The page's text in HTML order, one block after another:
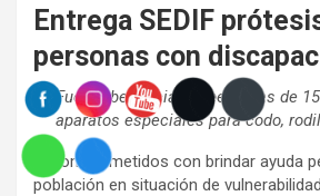
Entrega SEDIF
personas con
Fueron beneficiadas personas de
aparatos especiales para codo,
Comprometidos con brindar ayuda
población en situación de